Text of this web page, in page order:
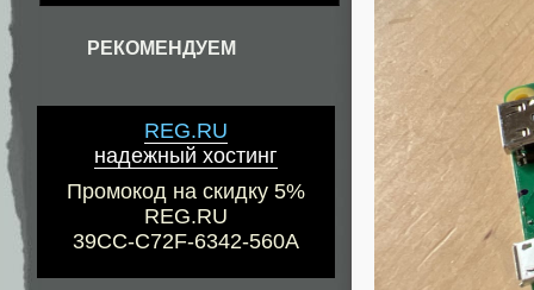
РЕКОМЕНДУЕМ
REG.RU
надежный хостинг
Промокод на скидку 5%
REG.RU
39CC-C72F-6342-560A